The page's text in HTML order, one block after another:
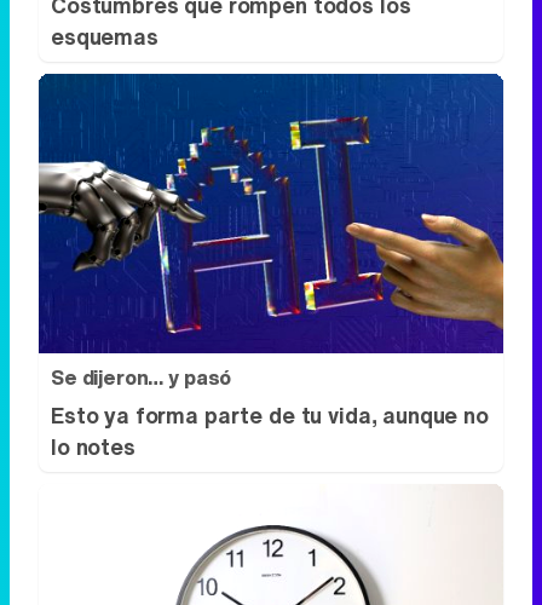
Se dijeron… y pasó
Esto ya forma parte de tu vida, aunque no
lo notes